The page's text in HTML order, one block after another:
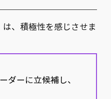
は、積極性を感じさせま
ダーに立候補し、